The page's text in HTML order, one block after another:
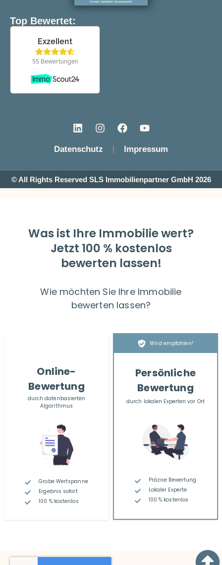
Top Bewertet:
Datenschutz Impressum
© All Rights Reserved SLS Immobilienpartner GmbH 2026